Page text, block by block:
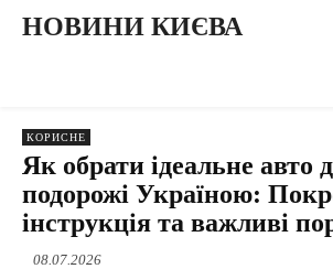
НОВИНИ КИЄВА
КОРИСНЕ
Як обрати ідеальне авто
подорожі Україною:
інструкція та важливі
08.07.2026